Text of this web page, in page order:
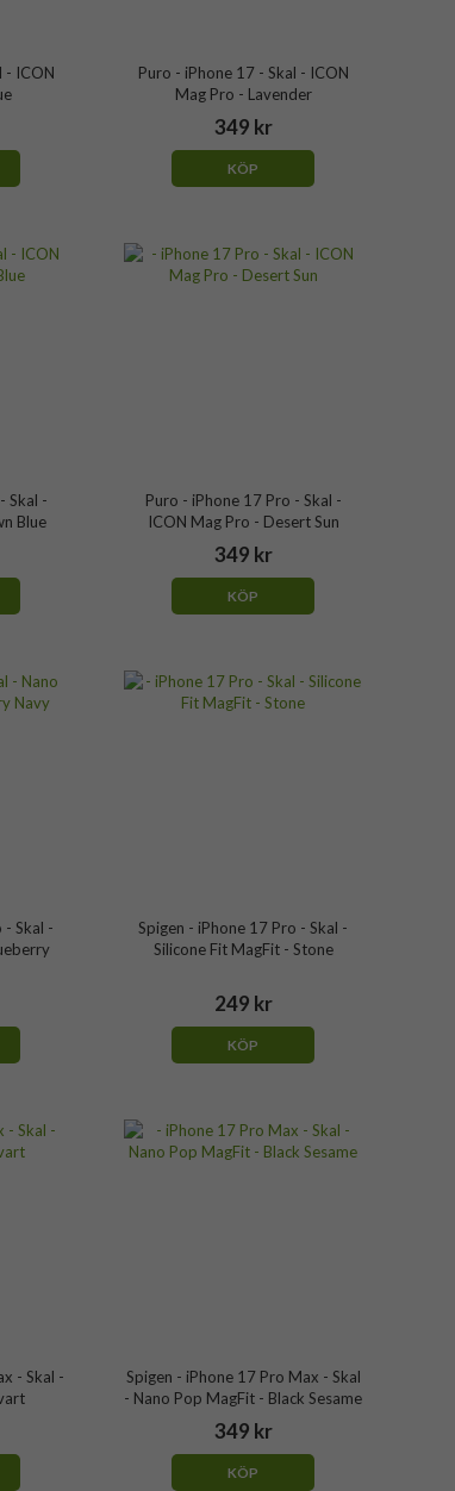
- ICON
Puro - iPhone 17 - Skal - ICON
Mag Pro - Lavender
349 kr
KÖP
Skal -
Blue
Puro - iPhone 17 Pro - Skal -
ICON Mag Pro - Desert Sun
349 kr
KÖP
- Skal -
Spigen - iPhone 17 Pro - Skal -
Silicone Fit MagFit - Stone
249 kr
KÖP
- Skal -
Spigen - iPhone 17 Pro Max - Skal
- Nano Pop MagFit - Black Sesame
349 kr
KÖP